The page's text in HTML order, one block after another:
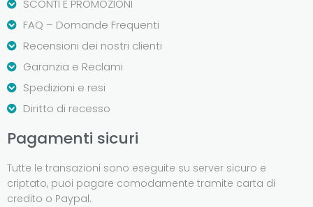
SCONTI E PROMOZIONI
FAQ – Domande Frequenti
Recensioni dei nostri clienti
Garanzia e Reclami
Spedizioni e resi
Diritto di recesso
Pagamenti sicuri
Tutte le transazioni sono eseguite su server sicuro e
criptato, puoi pagare comodamente tramite carta di
credito o Paypal.